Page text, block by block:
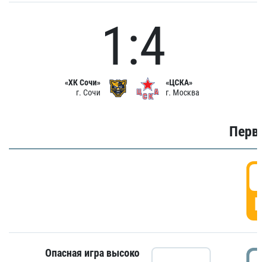
«ХК Сочи»
г. Сочи
1:4
«ЦСКА»
г. Москва
Опасная игра высоко